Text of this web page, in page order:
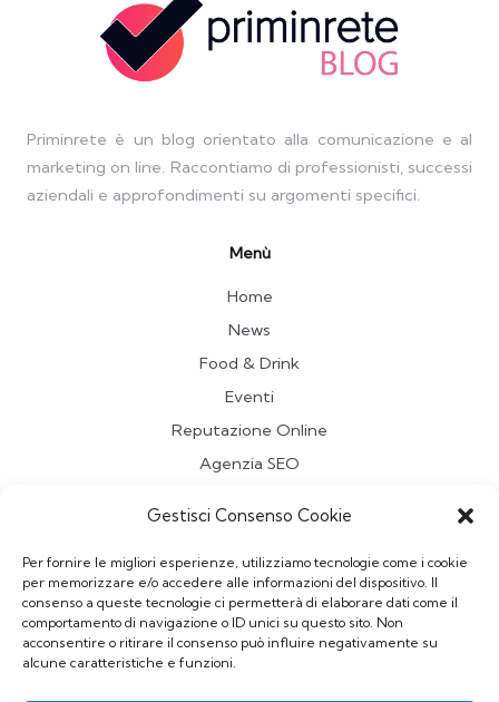
Gestisci Consenso Cookie
Per fornire le migliori esperienze, utilizziamo tecnologie come i cookie
per memorizzare e/o accedere alle informazioni del dispositivo. Il
consenso a queste tecnologie ci permetterà di elaborare dati come il
comportamento di navigazione o ID unici su questo sito. Non
acconsentire o ritirare il consenso può influire negativamente su
alcune caratteristiche e funzioni.
Priminrete è un blog orientato alla comunicazione e al
marketing on line. Raccontiamo di professionisti, successi
aziendali e approfondimenti su argomenti specifici.
Menù
Home
News
Food & Drink
Eventi
Reputazione Online
Agenzia SEO
Redazione
Vuoi pubblicare un Articolo sul Blog?
Scrivi aredazionepriminrete@gmail.com